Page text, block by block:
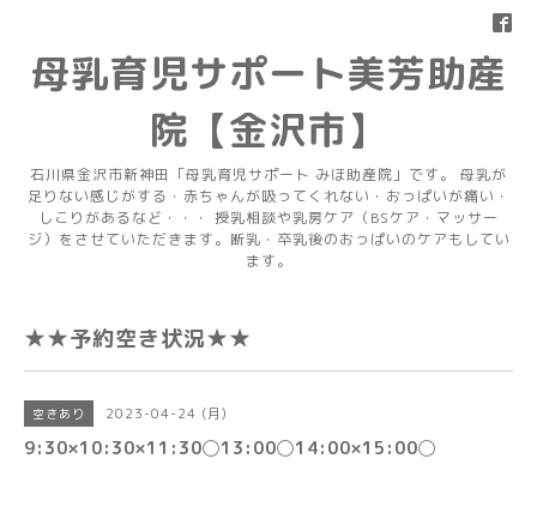
母乳育児サポート美芳助産
院【金沢市】
石川県金沢市新神田「母乳育児サポート みほ助産院」です。 母乳が
足りない感じがする・赤ちゃんが吸ってくれない・おっぱいが痛い・
しこりがあるなど・・・ 授乳相談や乳房ケア（BSケア・マッサー
ジ）をさせていただきます。断乳・卒乳後のおっぱいのケアもしてい
ます。
★★予約空き状況★★
空きあり 2023-04-24 (月)
9:30×10:30×11:30◯13:00◯14:00×15:00◯